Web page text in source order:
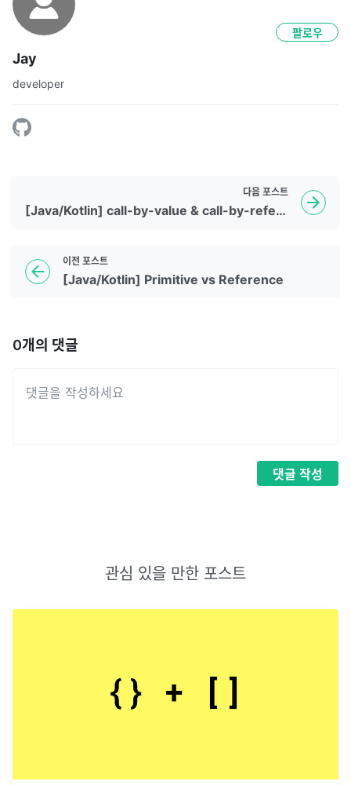
Jay
developer
팔로우
이전 포스트
[Java/Kotlin] Primitive vs Reference
다음 포스트
[Java/Kotlin] call-by-value & call-by-reference
0개의 댓글
댓글 작성
관심 있을 만한 포스트